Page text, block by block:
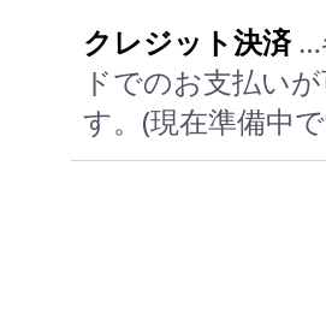
クレジット決済…
ドでのお支払い
す。(現在準備中